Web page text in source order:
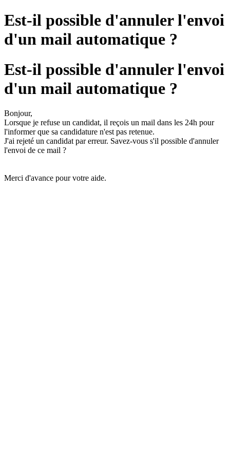
Est-il possible d'annuler l'envoi
d'un mail automatique ?
Est-il possible d'annuler l'envoi
d'un mail automatique ?
Bonjour,
Lorsque je refuse un candidat, il reçois un mail dans les 24h pour
l'informer que sa candidature n'est pas retenue.
J'ai rejeté un candidat par erreur. Savez-vous s'il possible d'annuler
l'envoi de ce mail ?
Merci d'avance pour votre aide.